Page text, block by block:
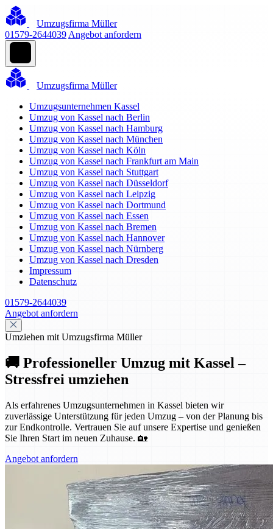
Umzugsfirma Müller
01579-2644039 Angebot anfordern
Umzugsfirma Müller
Umzugsunternehmen Kassel
Umzug von Kassel nach Berlin
Umzug von Kassel nach Hamburg
Umzug von Kassel nach München
Umzug von Kassel nach Köln
Umzug von Kassel nach Frankfurt am Main
Umzug von Kassel nach Stuttgart
Umzug von Kassel nach Düsseldorf
Umzug von Kassel nach Leipzig
Umzug von Kassel nach Dortmund
Umzug von Kassel nach Essen
Umzug von Kassel nach Bremen
Umzug von Kassel nach Hannover
Umzug von Kassel nach Nürnberg
Umzug von Kassel nach Dresden
Impressum
Datenschutz
01579-2644039
Angebot anfordern
Umziehen mit Umzugsfirma Müller
🚚 Professioneller Umzug mit Kassel –
Stressfrei umziehen
Als erfahrenes Umzugsunternehmen in Kassel bieten wir
zuverlässige Unterstützung für jeden Umzug – von der Planung bis
zur Endkontrolle. Vertrauen Sie auf unsere Expertise und genießen
Sie Ihren Start im neuen Zuhause. 🏡
Angebot anfordern